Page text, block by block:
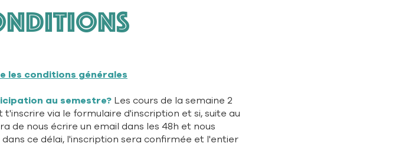
les conditions générales
au semestre? Les cours de la semaine 2
t'inscrire via le formulaire d'inscription et si, suite au
de nous écrire un email dans les 48h et nous
ce délai, l'inscription sera confirmée et l'entier